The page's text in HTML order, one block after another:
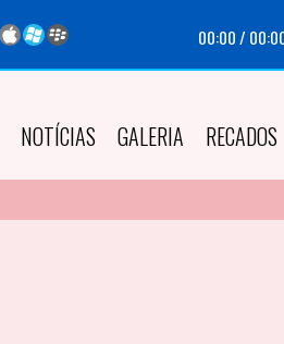
00:00/
NOTÍCIAS GALERIA RECADOS